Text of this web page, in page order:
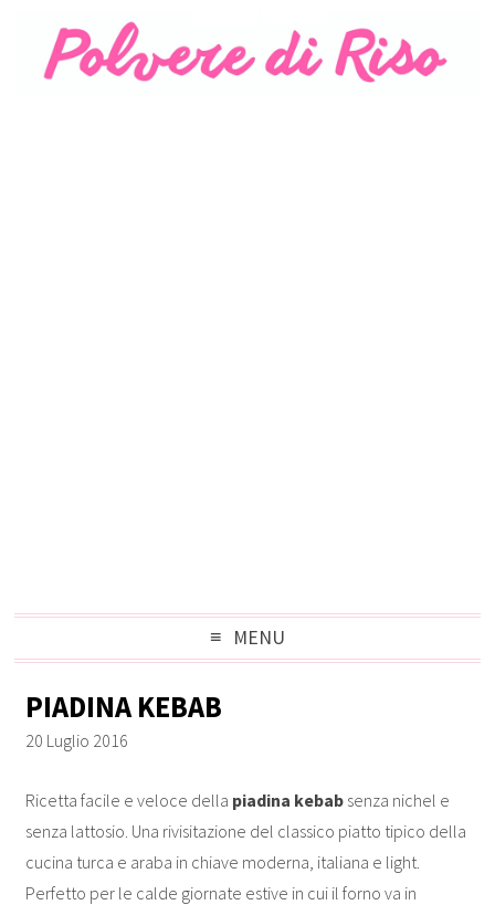
MENU
PIADINA KEBAB
20 Luglio 2016
Ricetta facile e veloce della piadina kebab senza nichel e
senza lattosio. Una rivisitazione del classico piatto tipico della
cucina turca e araba in chiave moderna, italiana e light.
Perfetto per le calde giornate estive in cui il forno va in